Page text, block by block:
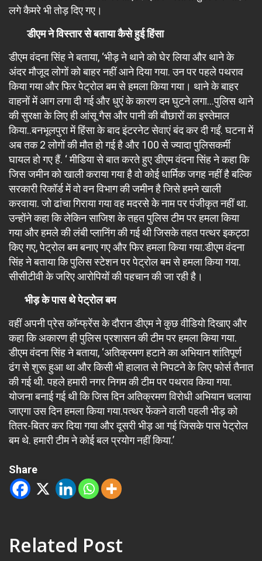
लगे कैमरे भी तोड़ दिए गए।
डीएम ने विस्तार से बताया कैसे हुई हिंसा
डीएम वंदना सिंह ने बताया, ‘भीड़ ने थाने को घेर लिया और थाने के
अंदर मौजूद लोगों को बाहर नहीं आने दिया गया. उन पर पहले पथराव
किया गया और फिर पेट्रोल बम से हमला किया गया। थाने के बाहर
वाहनों में आग लगा दी गई और धुएं के कारण दम घुटने लगा…पुलिस थाने
की सुरक्षा के लिए ही आंसू गैस और पानी की बौछारों का इस्तेमाल
किया..बनभूलपुरा में हिंसा के बाद इंटरनेट सेवाएं बंद कर दी गईं. घटना में
अब तक 2 लोगों की मौत हो गई है और 100 से ज्यादा पुलिसकर्मी
घायल हो गए हैं. ‘ मीडिया से बात करते हुए डीएम वंदना सिंह ने कहा कि
जिस जमीन को खाली कराया गया है वो कोई धार्मिक जगह नहीं है बल्कि
सरकारी रिकॉर्ड में वो वन विभाग की जमीन है जिसे हमने खाली
करवाया. जो ढांचा गिराया गया वह मदरसे के नाम पर पंजीकृत नहीं था.
उन्होंने कहा कि लेकिन साजिश के तहत पुलिस टीम पर हमला किया
गया और हमले की लंबी प्लानिंग की गई थी जिसके तहत पत्थर इकट्ठा
किए गए, पेट्रोल बम बनाए गए और फिर हमला किया गया.डीएम वंदना
सिंह ने बताया कि पुलिस स्टेशन पर पेट्रोल बम से हमला किया गया.
सीसीटीवी के जरिए आरोपियों की पहचान की जा रही है।
भीड़ के पास थे पेट्रोल बम
वहीं अपनी प्रेस कॉन्फ्रेंस के दौरान डीएम ने कुछ वीडियो दिखाए और
कहा कि अकारण ही पुलिस प्रशासन की टीम पर हमला किया गया.
डीएम वंदना सिंह ने बताया, ‘अतिक्रमण हटाने का अभियान शांतिपूर्ण
ढंग से शुरू हुआ था और किसी भी हालात से निपटने के लिए फोर्स तैनात
की गई थी. पहले हमारी नगर निगम की टीम पर पथराव किया गया.
योजना बनाई गई थी कि जिस दिन अतिक्रमण विरोधी अभियान चलाया
जाएगा उस दिन हमला किया गया.पत्थर फेंकने वाली पहली भीड़ को
तितर-बितर कर दिया गया और दूसरी भीड़ आ गई जिसके पास पेट्रोल
बम थे. हमारी टीम ने कोई बल प्रयोग नहीं किया.’
Share
Related Post